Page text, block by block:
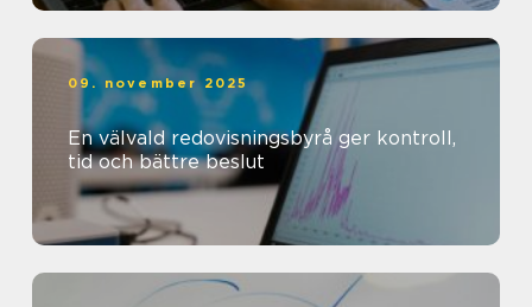
09. november 2025
En välvald redovisningsbyrå ger kontroll,
tid och bättre beslut